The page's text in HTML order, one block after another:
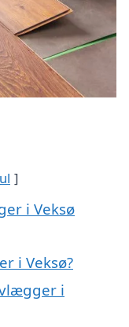
i Veksø
i Veksø?
i